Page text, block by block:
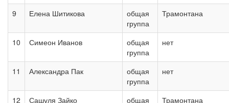
9 Елена Шитикова
общая
группа
Трамонтана
10 Симеон Иванов
общая
группа
нет
11 Александра Пак
общая
группа
нет
12 Сашуля Зайко
общая
Трамонтана